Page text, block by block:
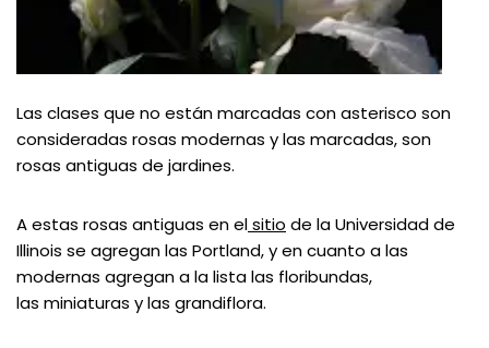
Las clases que no están marcadas con asterisco son
consideradas rosas modernas y las marcadas, son
rosas antiguas de jardines.
A estas rosas antiguas en elsitio de la Universidad de
Illinois se agregan las Portland, y en cuanto a las
modernas agregan a la lista las floribundas,
las miniaturas y las grandiflora.